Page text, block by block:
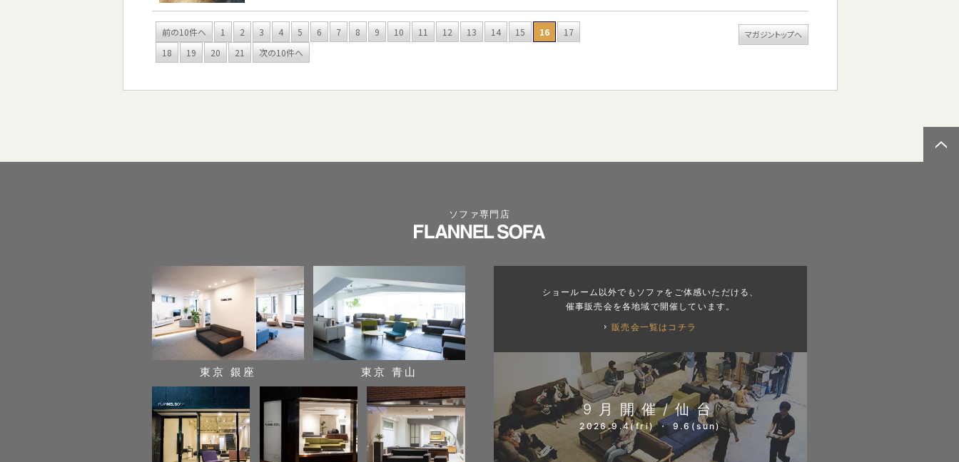
前の10件へ 1 2 3 4 5 6 7 8 9 10 11 12 13 14 15 16
17
18
19 20 21 次の10件へ
マガジントップへ
ソファ専門店
東京 銀座 東京 青山
ショールーム以外でもソファをご体感いただける、
催事販売会を各地域で開催しています。
販売会一覧はコチラ
9月開催/仙台
2026.9.4(fri) ・ 9.6(sun)